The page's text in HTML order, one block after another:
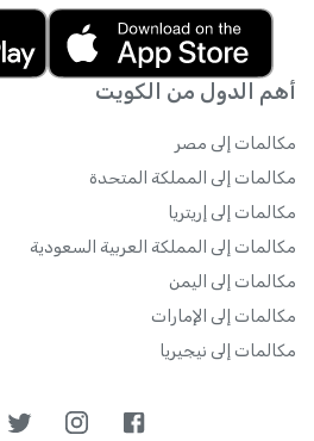
أهم الدول من الكويت
مكالمات إلى مصر
مكالمات إلى المملكة المتحدة
مكالمات إلى إريتريا
مكالمات إلى المملكة العربية السعودية
مكالمات إلى اليمن
مكالمات إلى الإمارات
مكالمات إلى نيجيريا